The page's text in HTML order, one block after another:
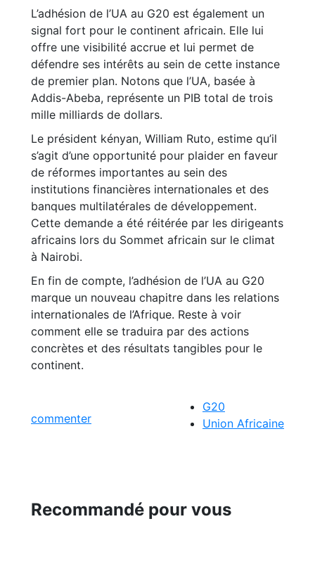
L’adhésion de l’UA au G20 est également un
signal fort pour le continent africain. Elle lui
offre une visibilité accrue et lui permet de
défendre ses intérêts au sein de cette instance
de premier plan. Notons que l’UA, basée à
Addis-Abeba, représente un PIB total de trois
mille milliards de dollars.
Le président kényan, William Ruto, estime qu’il
s’agit d’une opportunité pour plaider en faveur
de réformes importantes au sein des
institutions financières internationales et des
banques multilatérales de développement.
Cette demande a été réitérée par les dirigeants
africains lors du Sommet africain sur le climat
à Nairobi.
En fin de compte, l’adhésion de l’UA au G20
marque un nouveau chapitre dans les relations
internationales de l’Afrique. Reste à voir
comment elle se traduira par des actions
concrètes et des résultats tangibles pour le
continent.
commenter
G20
Union Africaine
Recommandé pour vous